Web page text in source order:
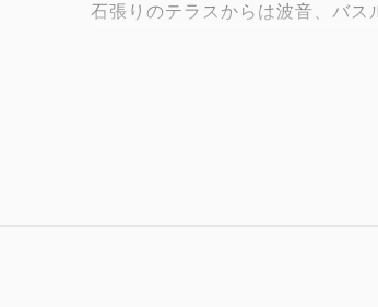
石張りのテラスからは波音、バス